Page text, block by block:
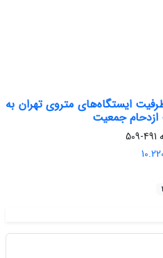
ایستگاه‌های متروی تهران به
ازدحام جمعیت
491-509